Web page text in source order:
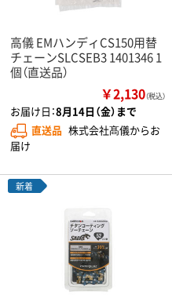
高儀 EMハンディCS150用替
チェーンSLCSEB3 1401346 1
個（直送品）
￥2,130（税込）
お届け日：8月14日（金）まで
直送品 株式会社髙儀からお
届け
新着